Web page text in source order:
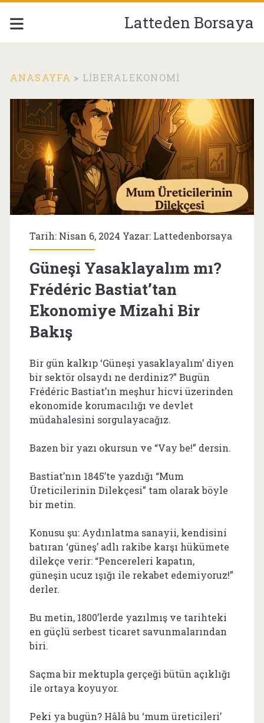
Latteden Borsaya
ANASAYFA > LIBERALEKONOMI
Etiket:
Tarih: Nisan 6, 2024 Yazar: Lattedenborsaya
Güneşi Yasaklayalım mı?
Frédéric Bastiat’tan
Ekonomiye Mizahi Bir
Bakış
Bir gün kalkıp ‘Güneşi yasaklayalım’ diyen
bir sektör olsaydı ne derdiniz?” Bugün
Frédéric Bastiat’ın meşhur hicvi üzerinden
ekonomide korumacılığı ve devlet
müdahalesini sorgulayacağız.
Bazen bir yazı okursun ve “Vay be!” dersin.
Bastiat’nın 1845’te yazdığı “Mum
Üreticilerinin Dilekçesi” tam olarak böyle
bir metin.
Konusu şu: Aydınlatma sanayii, kendisini
batıran ‘güneş’ adlı rakibe karşı hükümete
dilekçe verir: “Pencereleri kapatın,
güneşin ucuz ışığı ile rekabet edemiyoruz!”
derler.
Bu metin, 1800’lerde yazılmış ve tarihteki
en güçlü serbest ticaret savunmalarından
biri.
Saçma bir mektupla gerçeği bütün açıklığı
ile ortaya koyuyor.
Peki ya bugün? Hâlâ bu ‘mum üreticileri’